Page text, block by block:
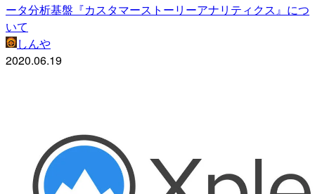
ータ分析基盤『カスタマーストーリーアナリティクス』につ
いて
しんや
2020.06.19